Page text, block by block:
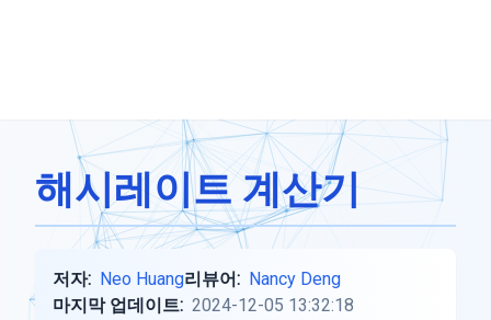
해시레이트 계산기
저자: Neo Huang리뷰어: Nancy Deng
마지막 업데이트: 2024-12-05 13:32:18